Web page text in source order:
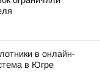
в онлайн-
в Югре